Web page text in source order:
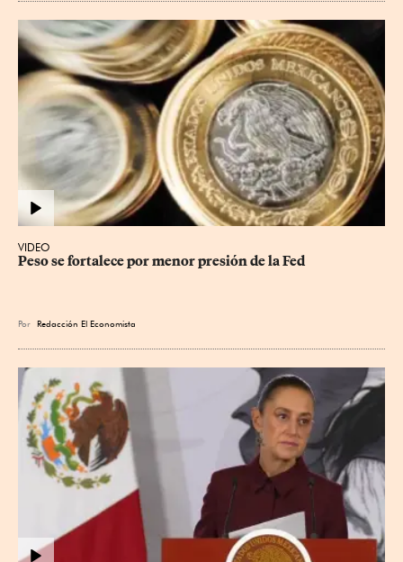
VIDEO
Peso se fortalece por menor presión de la Fed
Por Redacción El Economista